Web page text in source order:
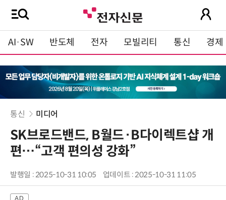
AI·SW 반도체 전자 모빌리티 통신 경제
통신 미디어
SK브로드밴드, B월드·B다이렉트샵 개
편…“고객 편의성 강화”
발행일 : 2025-10-31 10:05 업데이트 : 2025-10-31 11:05